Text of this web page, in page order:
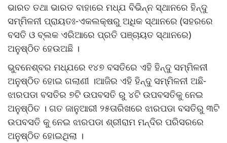
ଭାରତ ତଥା ଭାରତ ବାହାରେ ମଧ୍ଯ ବିଭିନ୍ନ ସ୍ଥାନରେ ହିନ୍ଦୁ
ସମ୍ମିଳନୀ ପ୍ରାୟତଃ-ଏକଲକ୍ଷରୁ ଅଧିକ ସ୍ଥାନରେ (ସହରରେ
ବସତି ଓ ବ୍ଲକ ଏରିଆରେ ପ୍ରତି ପଞ୍ଚାୟତ ସ୍ଥାନରେ)
ଅନୁଷ୍ଠିତ ହେଉଅଛି ।
ଭୁବନେଶ୍ବର ମଧ୍ଯରେ ୧୪୭ ବସତିରେ ଏହି ହିନ୍ଦୁ ସମ୍ମିଳନୀ
ଅନୁଷ୍ଠିତ ହୋଇ ଗଲାଣୀ ।ଆଜିର ଏହି ହିନ୍ଦୁ ସମ୍ମିଳନୀ ଅଛି-
ଝାରପଡା ବସତିର ୭ଟି ଉପବସତି ରୁ ୪ଟି ଉପବସତିକୁ ନେଇ
ଅନୁଷ୍ଠିତ । ଗତ ଜାନୁଆରୀ ୨୫ତାରିଖରେ ଝାରପଡା ବସତିରୁ ୩ଟି
ଉପବସତି କୁ ନେଇ ଝାରପଡା ଶ୍ରୀରାମ ମନ୍ଦିର ପରିସରରେ
ଅନୁଷ୍ଠିତ ହୋଇଥିଲା ।